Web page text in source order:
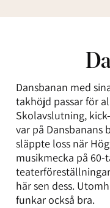
Dansbanan med
takhöjd passar för
Skolavslutning,
var på
släppte loss när
musikmecka på
här sen dess.
funkar också bra.